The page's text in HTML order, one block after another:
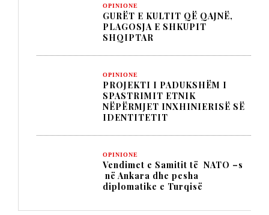
OPINIONE
GURËT E KULTIT QË QAJNË,
PLAGOSJA E SHKUPIT
SHQIPTAR
OPINIONE
PROJEKTI I PADUKSHËM I
SPASTRIMIT ETNIK
NËPËRMJET INXHINIERISË SË
IDENTITETIT
OPINIONE
Vendimet e Samitit të NATO –s
në Ankara dhe pesha
diplomatike e Turqisë